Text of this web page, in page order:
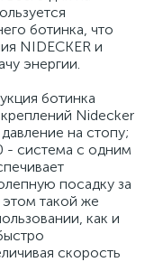
ботинка, что
NIDECKER и
энергии.
ботинка
Nidecker
на стопу;
- cистема с одним
посадку за
такой же
как и
скорость